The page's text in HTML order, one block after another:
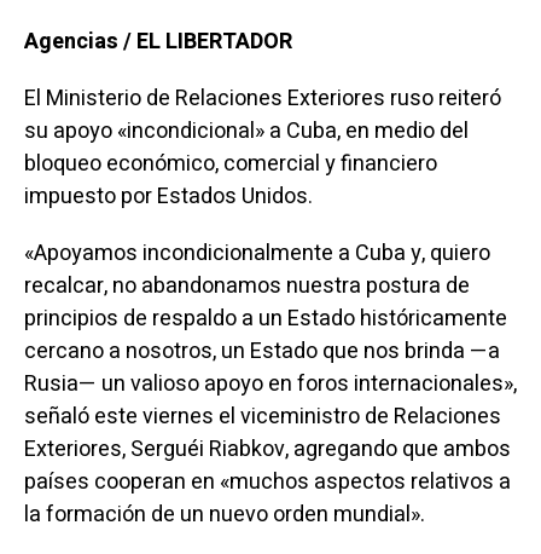
Agencias / EL LIBERTADOR
El Ministerio de Relaciones Exteriores ruso reiteró
su apoyo «incondicional» a Cuba, en medio del
bloqueo económico, comercial y financiero
impuesto por Estados Unidos.
«Apoyamos incondicionalmente a Cuba y, quiero
recalcar, no abandonamos nuestra postura de
principios de respaldo a un Estado históricamente
cercano a nosotros, un Estado que nos brinda —a
Rusia— un valioso apoyo en foros internacionales»,
señaló este viernes el viceministro de Relaciones
Exteriores, Serguéi Riabkov, agregando que ambos
países cooperan en «muchos aspectos relativos a
la formación de un nuevo orden mundial».